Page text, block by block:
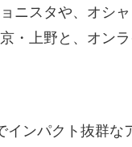
ニスタや、オシ
・上野と、オン
ンパクト抜群な